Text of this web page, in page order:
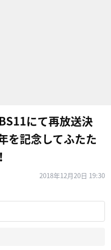
にて再放送決
を記念してふたた
2018年12月20日 19:30